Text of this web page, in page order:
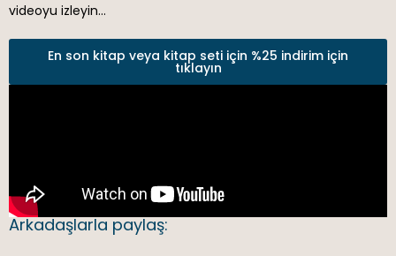
videoyu izleyin…
En son kitap veya kitap seti için %25 indirim için
tıklayın
Arkadaşlarla paylaş: